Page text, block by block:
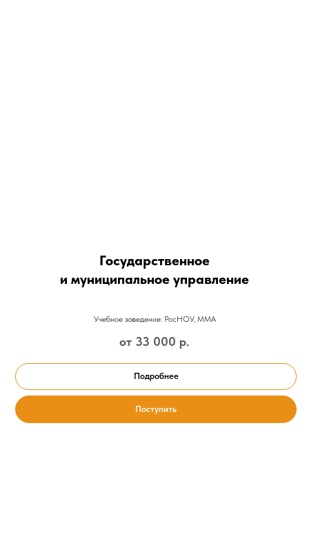
Государственное
и муниципальное управление
Учебное заведение: РосНОУ, ММА
от 33 000 р.
Подробнее
Поступить